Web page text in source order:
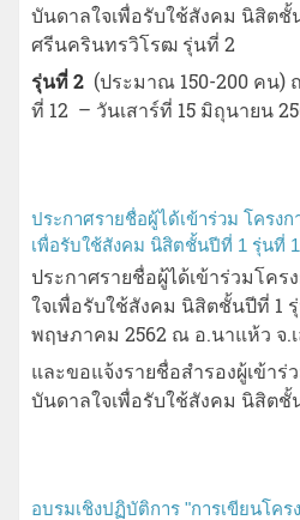
บันดาลใจเพื่อรับใช้สังคม นิสิตชั้
ศรีนครินทรวิโรฒ รุ่นที่ 2
รุ่นที่ 2 (ประมาณ 150-200 คน)
ที่ 12 – วันเสาร์ที่ 15 มิถุนายน
ประกาศรายชื่อผู้ได้เข้าร่วม โครง
เพื่อรับใช้สังคม นิสิตชั้นปีที่ 1 รุ่นที่ 1
ประกาศรายชื่อผู้ได้เข้าร่วมโคร
ใจเพื่อรับใช้สังคม นิสิตชั้นปีที่ 1
พฤษภาคม 2562 ณ อ.นาแห้ว จ.
และขอแจ้งรายชื่อสำรองผู้เข้าร่
บันดาลใจเพื่อรับใช้สังคม นิสิตชั้
อบรมเชิงปฏิบัติการ "การเขียนโคร